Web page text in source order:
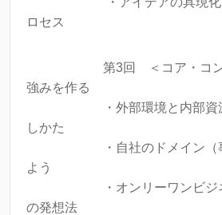
ロセス
第3回 ＜コア・コンピ
強みを作る
・外部環境と内部資源
しかた
・自社のドメイン（事
よう
・オンリーワンビジネ
の発想法